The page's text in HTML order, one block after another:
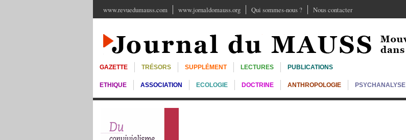
www.revuedumauss.com www.jornaldomauss.org Qui sommes-nous ? Nous contacter
GAZETTE TRÉSORS SUPPLÉMENT LECTURES PUBLICATIONS
ETHIQUE ASSOCIATION ECOLOGIE DOCTRINE ANTHROPOLOGIE PSYCHANALYSE